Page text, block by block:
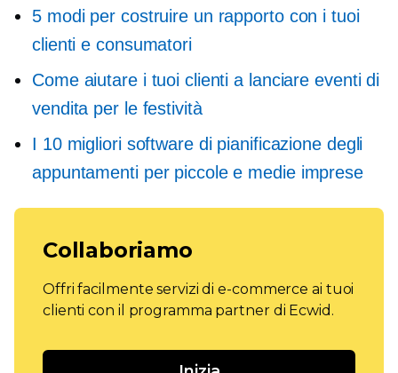
5 modi per costruire un rapporto con i tuoi
clienti e consumatori
Come aiutare i tuoi clienti a lanciare eventi di
vendita per le festività
I 10 migliori software di pianificazione degli
appuntamenti per piccole e medie imprese
Collaboriamo
Offri facilmente servizi di e-commerce ai tuoi
clienti con il programma partner di Ecwid.